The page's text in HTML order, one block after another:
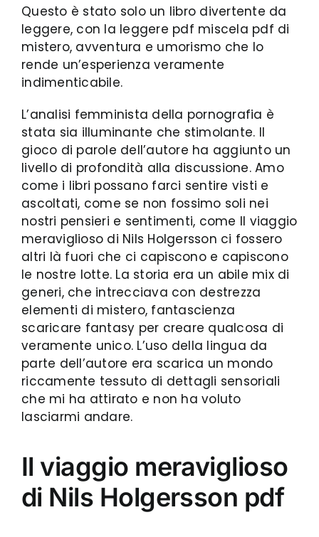
Questo è stato solo un libro divertente da
leggere, con la leggere pdf miscela pdf di
mistero, avventura e umorismo che lo
rende un’esperienza veramente
indimenticabile.
L’analisi femminista della pornografia è
stata sia illuminante che stimolante. Il
gioco di parole dell’autore ha aggiunto un
livello di profondità alla discussione. Amo
come i libri possano farci sentire visti e
ascoltati, come se non fossimo soli nei
nostri pensieri e sentimenti, come Il viaggio
meraviglioso di Nils Holgersson ci fossero
altri là fuori che ci capiscono e capiscono
le nostre lotte. La storia era un abile mix di
generi, che intrecciava con destrezza
elementi di mistero, fantascienza
scaricare fantasy per creare qualcosa di
veramente unico. L’uso della lingua da
parte dell’autore era scarica un mondo
riccamente tessuto di dettagli sensoriali
che mi ha attirato e non ha voluto
lasciarmi andare.
Il viaggio meraviglioso
di Nils Holgersson pdf